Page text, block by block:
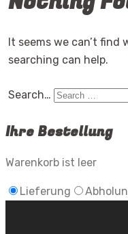
It seems we can’t find
searching can help.
Search…
Ihre Bestellung
Warenkorb ist leer
Lieferung